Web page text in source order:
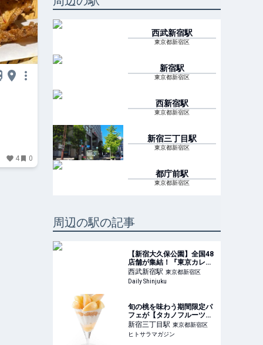
4 0
西武新宿駅
東京都新宿区
新宿駅
東京都新宿区
西新宿駅
東京都新宿区
新宿三丁目駅
東京都新宿区
都庁前駅
東京都新宿区
周辺の駅の記事
【新宿大久保公園】全国48
店舗が集結！『東京カレー
万博2026』が9月11日より
開催！自分だけの“あいがけ
カレー”が楽しめる！
西武新宿駅 東京都新宿区
Daily Shinjuku
旬の桃を味わう期間限定パ
フェが【タカノフルーツパ
ーラー】に登場。「ふくし
まの桃フェア」を開催
│ ヒトサラマガジン
新宿三丁目駅 東京都新宿区
ヒトサラマガジン